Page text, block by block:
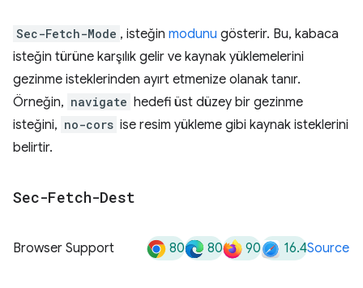
Sec-Fetch-Mode , isteğin modunu gösterir. Bu, kabaca
isteğin türüne karşılık gelir ve kaynak yüklemelerini
gezinme isteklerinden ayırt etmenize olanak tanır.
Örneğin, navigate hedefi üst düzey bir gezinme
isteğini, no-cors ise resim yükleme gibi kaynak isteklerini
belirtir.
Sec-Fetch-Dest
Browser Support 80 80 90 16.4Source